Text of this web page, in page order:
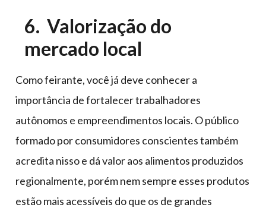
6. Valorização do
mercado local
Como feirante, você já deve conhecer a
importância de fortalecer trabalhadores
autônomos e empreendimentos locais. O público
formado por consumidores conscientes também
acredita nisso e dá valor aos alimentos produzidos
regionalmente, porém nem sempre esses produtos
estão mais acessíveis do que os de grandes